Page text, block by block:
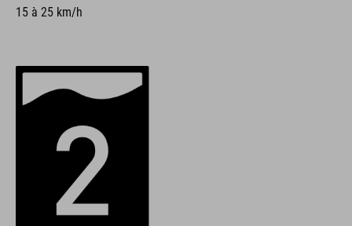
15 à 25 km/h